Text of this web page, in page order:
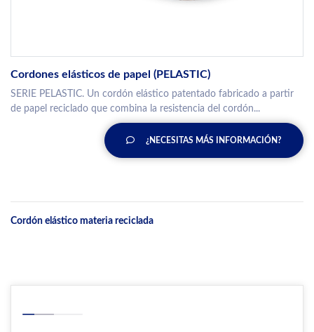
Cordones elásticos de papel (PELASTIC)
SERIE PELASTIC. Un cordón elástico patentado fabricado a partir
de papel reciclado que combina la resistencia del cordón...
¿NECESITAS MÁS INFORMACIÓN?
Cordón elástico materia reciclada